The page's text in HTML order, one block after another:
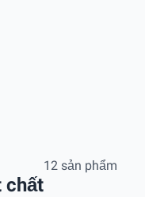
chất
12 sản phẩm